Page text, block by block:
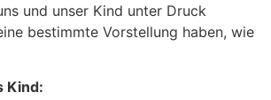
und unser Kind unter Druck
bestimmte Vorstellung haben, wie
Kind: